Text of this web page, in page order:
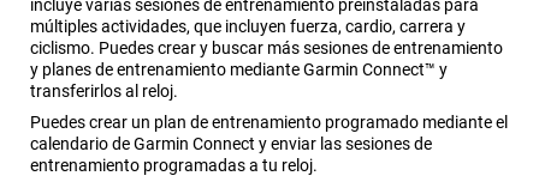
incluye varias sesiones de entrenamiento preinstaladas para
múltiples actividades, que incluyen fuerza, cardio, carrera y
ciclismo. Puedes crear y buscar más sesiones de entrenamiento
y planes de entrenamiento mediante Garmin Connect™ y
transferirlos al reloj.
Puedes crear un plan de entrenamiento programado mediante el
calendario de Garmin Connect y enviar las sesiones de
entrenamiento programadas a tu reloj.